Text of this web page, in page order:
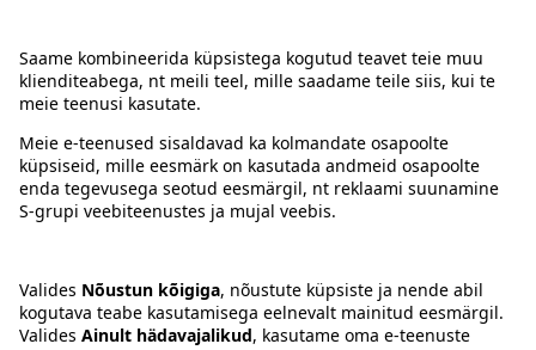
Juhised
Tingimused
Keel:ETENRU